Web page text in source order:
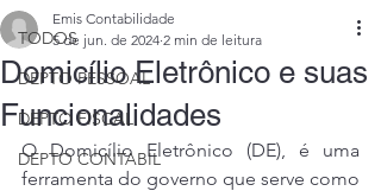
TODOS
DEPTO PESSOAL
DEPTO FISCAL
DEPTO CONTABIL
Domicílio Eletrônico e suas
Funcionalidades
Emis Contabilidade
5 de jun. de 2024 2 min de leitura
O Domicílio Eletrônico (DE), é uma
ferramenta do governo que serve como